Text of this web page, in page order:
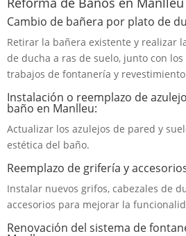
Cambio de bañera por plato de
Retirar la bañera existente y realizar
de ducha a ras de suelo, junto con
trabajos de fontanería y
Instalación o reemplazo de
baño en Manlleu:
Actualizar los azulejos de pared y
estética del baño.
Reemplazo de grifería y
Instalar nuevos grifos, cabezales de
accesorios para mejorar la
Renovación del sistema de